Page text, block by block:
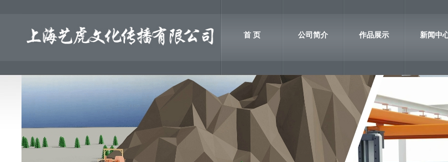
首 页 公司简介 作品展示 新闻中